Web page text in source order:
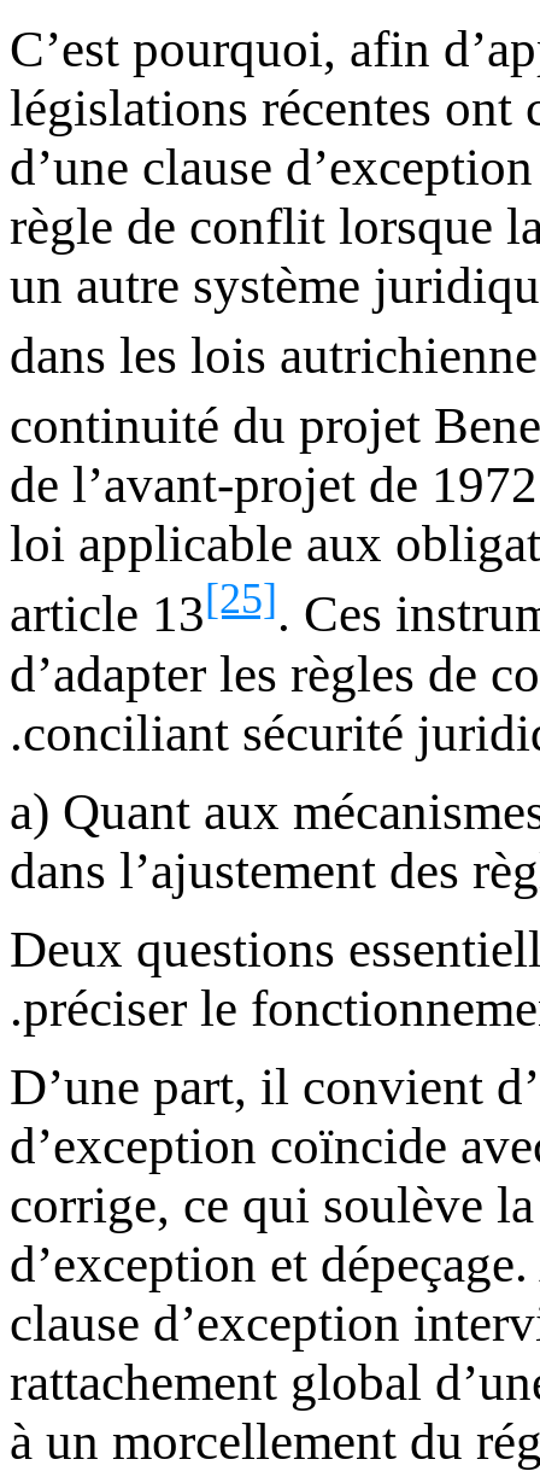
C’est pourquoi, afin
législations récentes ont
d’une clause
règle de conflit lorsque
un autre système
dans les lois autrichienne
continuité du projet
de l’avant-projet de
loi applicable aux
article 13[25]. Ces
d’adapter les règles de
conciliant sécurité
2-a) Quant aux
dans l’ajustement des
Deux questions
préciser le
D’une part, il convient
d’exception coïncide
corrige, ce qui soulève
d’exception et
clause d’exception
rattachement global
à un morcellement du